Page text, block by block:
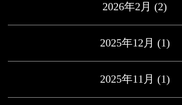
2026年2月 (2)
2025年12月 (1)
2025年11月 (1)